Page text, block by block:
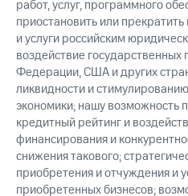
работ, услуг, программного
приостановить или
и услуги российским
воздействие
Федерации, США и других
ликвидности и
экономики; нашу возможность
кредитный рейтинг и
финансирования и
снижения такового;
приобретения и отчуждения и
приобретенных бизнесов;